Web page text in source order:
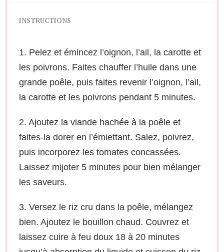
INSTRUCTIONS
1. Pelez et émincez l’oignon, l’ail, la carotte et
les poivrons. Faites chauffer l’huile dans une
grande poêle, puis faites revenir l’oignon, l’ail,
la carotte et les poivrons pendant 5 minutes.
2. Ajoutez la viande hachée à la poêle et
faites-la dorer en l’émiettant. Salez, poivrez,
puis incorporez les tomates concassées.
Laissez mijoter 5 minutes pour bien mélanger
les saveurs.
3. Versez le riz cru dans la poêle, mélangez
bien. Ajoutez le bouillon chaud. Couvrez et
laissez cuire à feu doux 18 à 20 minutes